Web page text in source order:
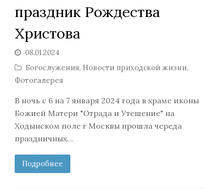
праздник Рождества
Христова
08.01.2024
Богослужения, Новости приходской жизни,
Фотогалерея
В ночь с 6 на 7 января 2024 года в храме иконы
Божией Матери "Отрада и Утешение" на
Ходынском поле г Москвы прошла череда
праздничных…
Подробнее